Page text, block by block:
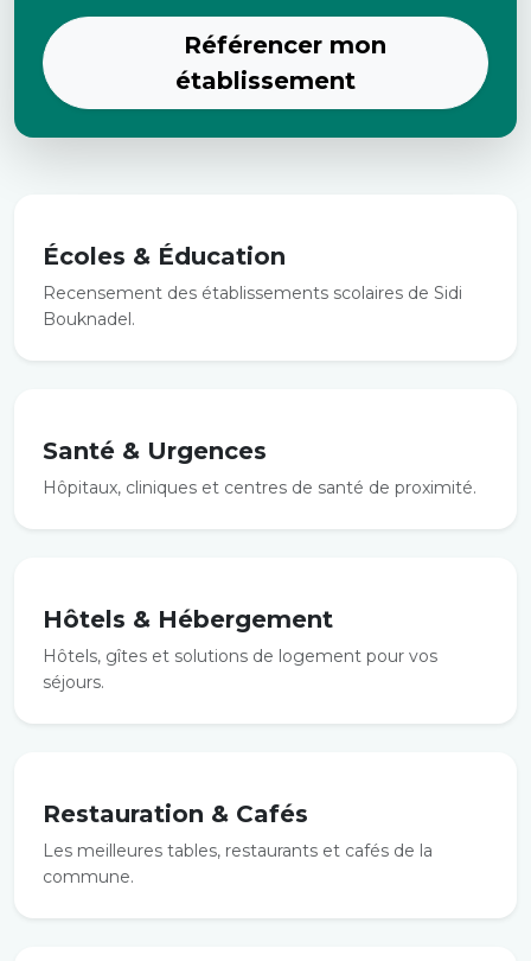
Référencer mon
établissement
Écoles & Éducation
Recensement des établissements scolaires de Sidi
Bouknadel.
Santé & Urgences
Hôpitaux, cliniques et centres de santé de proximité.
Hôtels & Hébergement
Hôtels, gîtes et solutions de logement pour vos
séjours.
Restauration & Cafés
Les meilleures tables, restaurants et cafés de la
commune.